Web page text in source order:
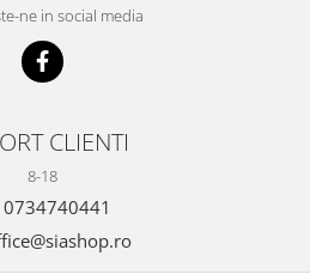
ne in social media
CLIENTI
8-18
0734740441